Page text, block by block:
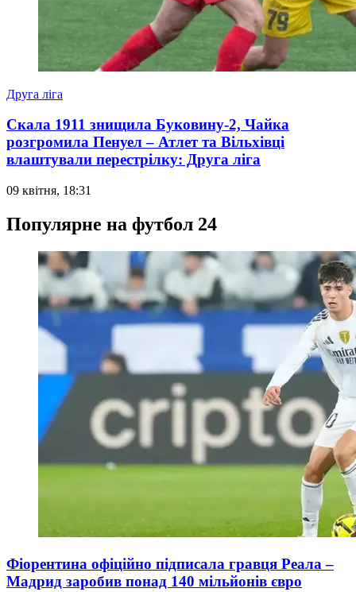
Друга ліга
Скала 1911 знищила Буковину-2, Чайка
розгромила Пенуел – Атлет та Вільхівці
влаштували перестрілку: Друга ліга
09 квітня, 18:31
Популярне на футбол 24
Фіорентина офіційно підписала гравця Реала –
Мадрид заробив понад 140 мільйонів євро